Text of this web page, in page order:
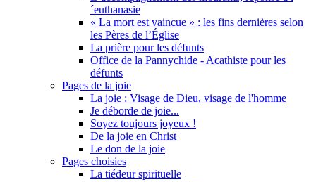
´euthanasie
« La mort est vaincue » : les fins dernières selon
les Pères de l’Église
La prière pour les défunts
Office de la Pannychide - Acathiste pour les
défunts
Pages de la joie
La joie : Visage de Dieu, visage de l'homme
Je déborde de joie...
Soyez toujours joyeux !
De la joie en Christ
Le don de la joie
Pages choisies
La tiédeur spirituelle